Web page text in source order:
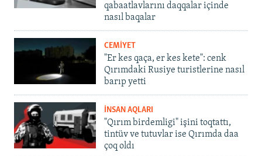
qabaatlavlarını daqqalar içinde
nasıl baqalar
CEMİYET
"Er kes qaça, er kes kete": cenk
Qırımdaki Rusiye turistlerine nasıl
barıp yetti
İNSAN AQLARI
"Qırım birdemligi" işini toqtattı,
tintüv ve tutuvlar ise Qırımda daa
çoq oldı